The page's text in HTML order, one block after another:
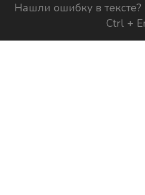
Нашли ошибку в
Ctrl +